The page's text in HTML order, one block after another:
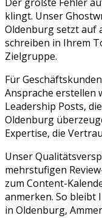
klingt. Unser
Oldenburgsetzt auf
schreiben in Ihrem
Zielgruppe.
Für
Ansprache erstellen
Leadership Posts,
Oldenburg
Expertise, die
Unser
mehrstufigen
zum Content-
anmerken. So bleibt
in Oldenburg,